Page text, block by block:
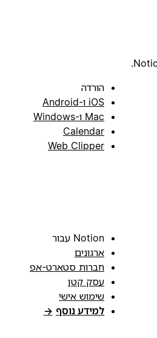
הורדה
iOS ו-Android
Mac ו-Windows
Calendar
Web Clipper
Notion עבור
ארגונים
חברות סטארט-אפ
עסק קטן
שימוש אישי
למידע נוסף →